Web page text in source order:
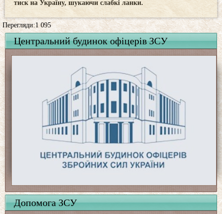
тиск на Україну, шукаючи слабкі ланки.
Перегляди:1 095
Центральний будинок офіцерів ЗСУ
Допомога ЗСУ